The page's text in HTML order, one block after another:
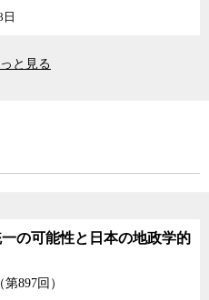
は容認できないが、一方の中国
発を続け、それを国際社会に見
続けるだけだろう。そして、時
せる手段も手にするだろう。そ
、今話し合いを始めるのとで
の可能性と日本の地政学的
897回）